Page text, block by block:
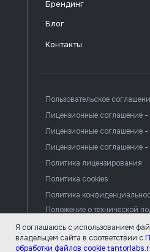
Я соглашаюсь с использованием
владельцем сайта в соответствии с
обработки файлов cookie
© ООО «Тантор Лабс», 2026
Политика cookies
Пользовательское
Политика
Брендинг
Лицензионные соглашение
Лицензионные соглашение
Лицензионные соглашение
Политика лицензирования
Положение о технической
Блог
Контакты